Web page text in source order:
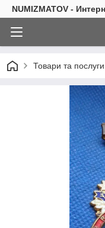
NUMIZMATOV -
Товари та послуги